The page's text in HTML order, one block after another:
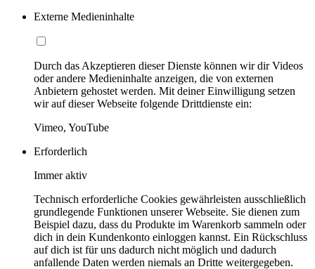
Externe Medieninhalte
Durch das Akzeptieren dieser Dienste können wir dir Videos
oder andere Medieninhalte anzeigen, die von externen
Anbietern gehostet werden. Mit deiner Einwilligung setzen
wir auf dieser Webseite folgende Drittdienste ein:
Vimeo, YouTube
Erforderlich
Immer aktiv
Technisch erforderliche Cookies gewährleisten ausschließlich
grundlegende Funktionen unserer Webseite. Sie dienen zum
Beispiel dazu, dass du Produkte im Warenkorb sammeln oder
dich in dein Kundenkonto einloggen kannst. Ein Rückschluss
auf dich ist für uns dadurch nicht möglich und dadurch
anfallende Daten werden niemals an Dritte weitergegeben.